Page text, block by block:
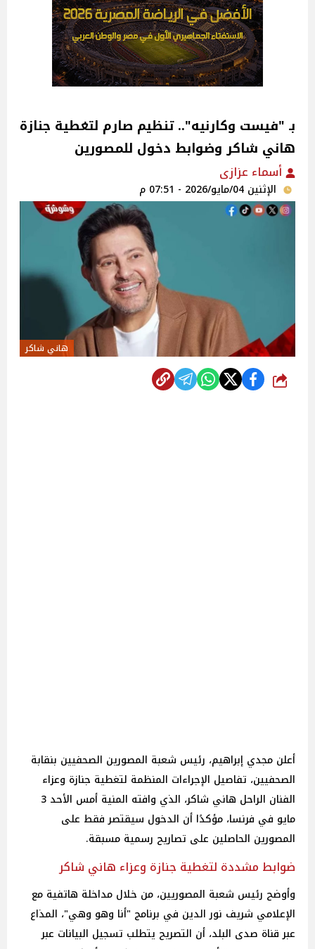
بـ "فيست وكارنيه".. تنظيم صارم لتغطية جنازة
هاني شاكر وضوابط دخول للمصورين
أسماء عزازى
الإثنين 04/مايو/2026 - 07:51 م
هاني شاكر
شارك
أعلن مجدي إبراهيم، رئيس شعبة المصورين الصحفيين بنقابة
الصحفيين، تفاصيل الإجراءات المنظمة لتغطية جنازة وعزاء
الفنان الراحل هاني شاكر، الذي وافته المنية أمس الأحد 3
مايو في فرنسا، مؤكدًا أن الدخول سيقتصر فقط على
المصورين الحاصلين على تصاريح رسمية مسبقة.
ضوابط مشددة لتغطية جنازة وعزاء هاني شاكر
وأوضح رئيس شعبة المصوريين، من خلال مداخلة هاتفية مع
الإعلامي شريف نور الدين في برنامج "أنا وهو وهي"، المذاع
عبر قناة صدى البلد، أن التصريح يتطلب تسجيل البيانات عبر